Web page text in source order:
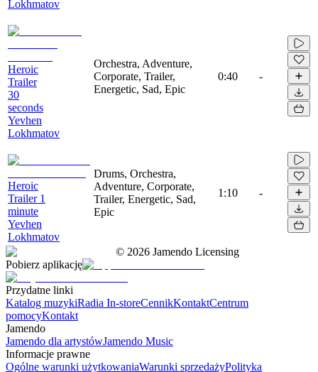
Lokhmatov
Heroic
Trailer
30
seconds
Yevhen
Lokhmatov
Orchestra, Adventure,
Corporate, Trailer,
Energetic, Sad, Epic
0:40 -
Heroic
Trailer 1
minute
Yevhen
Lokhmatov
Drums, Orchestra,
Adventure, Corporate,
Trailer, Energetic, Sad,
Epic
1:10 -
© 2026 Jamendo Licensing
Pobierz aplikację
Przydatne linki
Katalog muzykiRadia In-storeCennikKontaktCentrum
pomocyKontakt
Jamendo
Jamendo dla artystówJamendo Music
Informacje prawne
Ogólne warunki użytkowaniaWarunki sprzedażyPolityka